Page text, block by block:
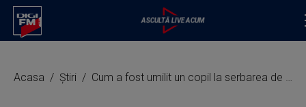
Acasa Știri Cum a fost umilit un copil la serbarea de la grădiniță. Mama acestuia, mesaj sfâșietor: „M-a durut, am rămas cu un gust amar despre ce s-a întâmplat!”